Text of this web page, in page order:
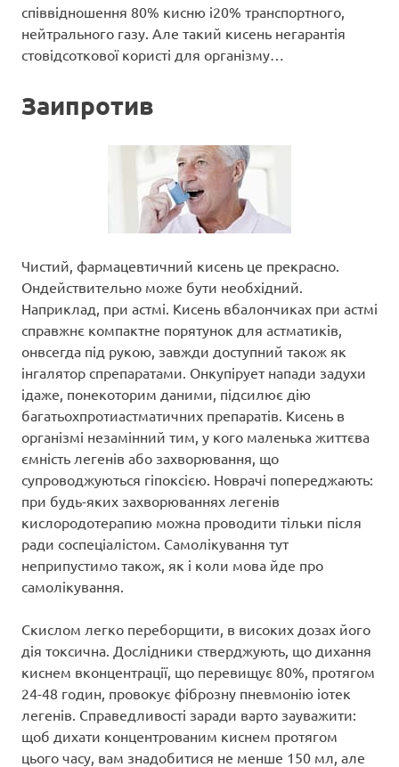
співвідношення 80% кисню і20% транспортного,
нейтрального газу. Але такий кисень негарантія
стовідсоткової користі для організму…
Заипротив
Чистий, фармацевтичний кисень це прекрасно.
Ондействительно може бути необхідний.
Наприклад, при астмі. Кисень вбалончиках при астмі
справжнє компактне порятунок для астматиків,
онвсегда під рукою, завжди доступний також як
інгалятор спрепаратами. Онкупірует напади задухи
ідаже, понекоторим даними, підсилює дію
багатьохпротиастматичних препаратів. Кисень в
організмі незамінний тим, у кого маленька життєва
ємність легенів або захворювання, що
супроводжуються гіпоксією. Новрачі попереджають:
при будь-яких захворюваннях легенів
кислородотерапию можна проводити тільки після
ради соспеціалістом. Самолікування тут
неприпустимо також, як і коли мова йде про
самолікування.
Скислом легко переборщити, в високих дозах його
дія токсична. Дослідники стверджують, що дихання
киснем вконцентрації, що перевищує 80%, протягом
24-48 годин, провокує фіброзну пневмонію іотек
легенів. Справедливості заради варто зауважити:
щоб дихати концентрованим киснем протягом
цього часу, вам знадобитися не менше 150 мл, але